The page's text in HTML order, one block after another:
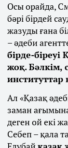
Осы орайда,
бәрі бірдей
жазуды ғана
– әдеби
бірде-біреуі
жоқ. Бәлкім,
институттар
Ал «Қазақ
заман
деген ой екі
Себеп – қала